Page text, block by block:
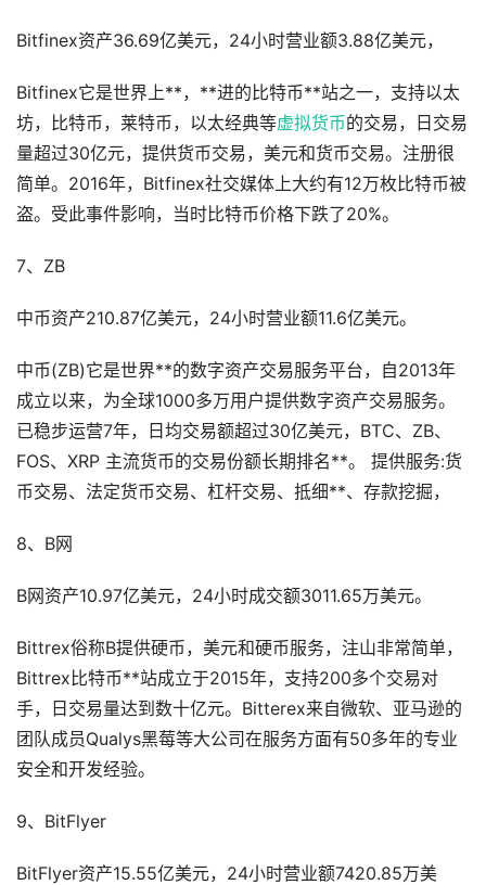
Bitfinex资产36.69亿美元，24小时营业额3.88亿美元，
Bitfinex它是世界上**，**进的比特币**站之一，支持以太
坊，比特币，莱特币，以太经典等虚拟货币的交易，日交易
量超过30亿元，提供货币交易，美元和货币交易。注册很
简单。2016年，Bitfinex社交媒体上大约有12万枚比特币被
盗。受此事件影响，当时比特币价格下跌了20%。
7、ZB
中币资产210.87亿美元，24小时营业额11.6亿美元。
中币(ZB)它是世界**的数字资产交易服务平台，自2013年
成立以来，为全球1000多万用户提供数字资产交易服务。
已稳步运营7年，日均交易额超过30亿美元，BTC、ZB、
FOS、XRP 主流货币的交易份额长期排名**。 提供服务:货
币交易、法定货币交易、杠杆交易、抵细**、存款挖掘，
8、B网
B网资产10.97亿美元，24小时成交额3011.65万美元。
Bittrex俗称B提供硬币，美元和硬币服务，注山非常简单，
Bittrex比特币**站成立于2015年，支持200多个交易对
手，日交易量达到数十亿元。Bitterex来自微软、亚马逊的
团队成员Qualys黑莓等大公司在服务方面有50多年的专业
安全和开发经验。
9、BitFlyer
BitFlyer资产15.55亿美元，24小时营业额7420.85万美